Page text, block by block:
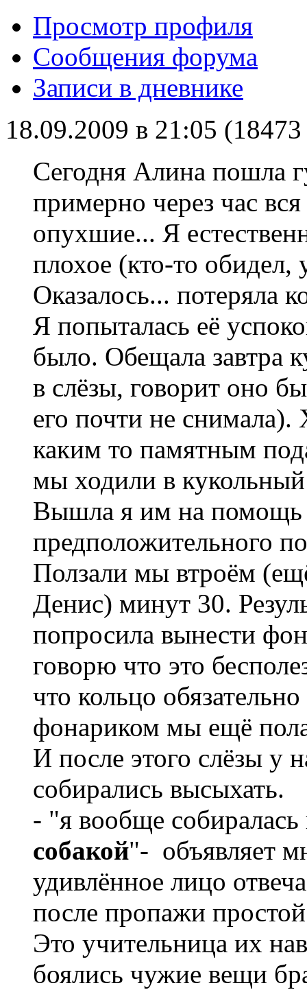
Просмотр профиля
Сообщения форума
Записи в дневнике
18.09.2009 в 21:05
Сегодня Алина пошла
примерно через час вся
опухшие... Я
плохое (кто-то обидел,
Оказалось... потеряла
Я попыталась её
было. Обещала завтра
в слёзы, говорит оно
его почти не
каким то памятным
мы ходили в кукольный
Вышла я им на помощь
предположительного
Ползали мы втроём
Денис) минут 30.
попросила вынести
говорю что это
что кольцо
фонариком мы ещё
И после этого слёзы у
собирались высыхать.
- "я вообще собиралась
собакой"- объявляет
удивлённое лицо
после пропажи
Это учительница их
боялись чужие вещи